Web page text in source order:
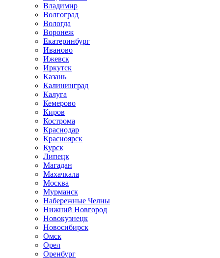
Владимир
Волгоград
Вологда
Воронеж
Екатеринбург
Иваново
Ижевск
Иркутск
Казань
Калининград
Калуга
Кемерово
Киров
Кострома
Краснодар
Красноярск
Курск
Липецк
Магадан
Махачкала
Москва
Мурманск
Набережные Челны
Нижний Новгород
Новокузнецк
Новосибирск
Омск
Орел
Оренбург